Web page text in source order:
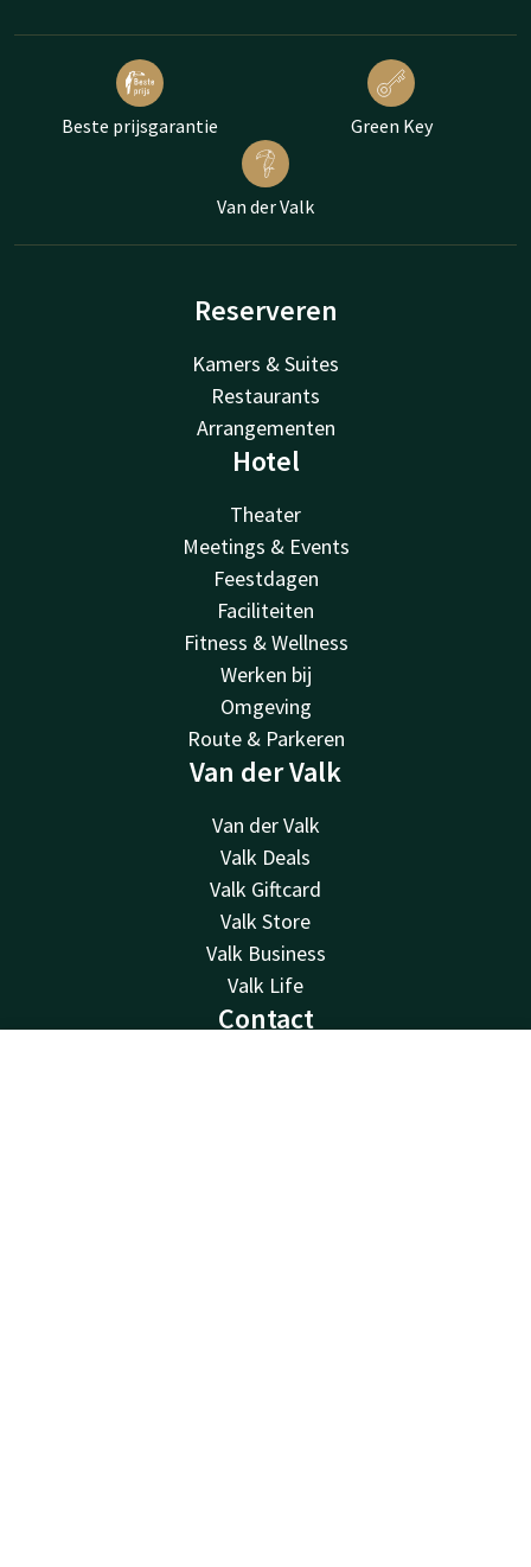
Beste prijsgarantie Green Key
Van der Valk
Reserveren
Kamers & Suites
Restaurants
Arrangementen
Hotel
Theater
Meetings & Events
Feestdagen
Faciliteiten
Fitness & Wellness
Werken bij
Omgeving
Route & Parkeren
Van der Valk
Van der Valk
Valk Deals
Valk Giftcard
Valk Store
Valk Business
Valk Life
Contact